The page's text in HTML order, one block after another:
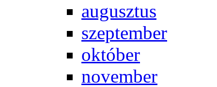
au­gusz­tus
szep­tem­ber
ok­tó­ber
no­vem­ber